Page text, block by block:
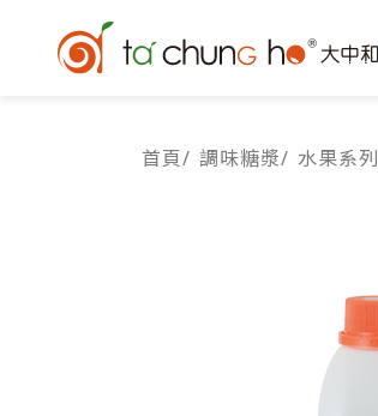
首頁/ 調味糖漿/ 水果系列